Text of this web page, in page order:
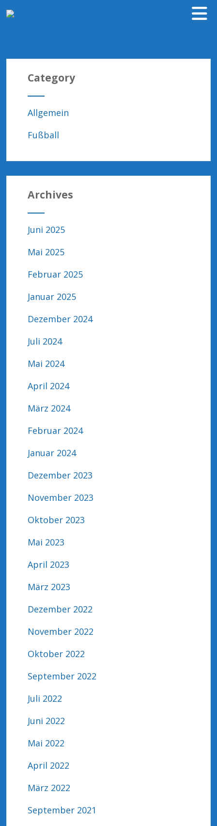
Category
Allgemein
Fußball
Archives
Juni 2025
Mai 2025
Februar 2025
Januar 2025
Dezember 2024
Juli 2024
Mai 2024
April 2024
März 2024
Februar 2024
Januar 2024
Dezember 2023
November 2023
Oktober 2023
Mai 2023
April 2023
März 2023
Dezember 2022
November 2022
Oktober 2022
September 2022
Juli 2022
Juni 2022
Mai 2022
April 2022
März 2022
September 2021